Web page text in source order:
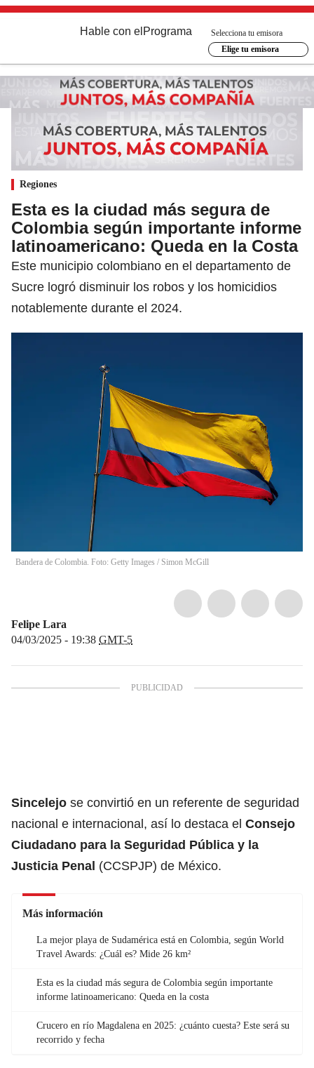
Hable con el Programa
Selecciona tu emisora
Elige tu emisora
Regiones
Esta es la ciudad más segura de
Colombia según importante informe
latinoamericano: Queda en la Costa
Este municipio colombiano en el departamento de
Sucre logró disminuir los robos y los homicidios
notablemente durante el 2024.
Bandera de Colombia. Foto: Getty Images / Simon McGill
Felipe Lara
04/03/2025 - 19:38 GMT-5
Sincelejo se convirtió en un referente de seguridad
nacional e internacional, así lo destaca el Consejo
Ciudadano para la Seguridad Pública y la
Justicia Penal (CCSPJP) de México.
Más información
La mejor playa de Sudamérica está en Colombia, según World
Travel Awards: ¿Cuál es? Mide 26 km²
Esta es la ciudad más segura de Colombia según importante
informe latinoamericano: Queda en la costa
Crucero en río Magdalena en 2025: ¿cuánto cuesta? Este será su
recorrido y fecha